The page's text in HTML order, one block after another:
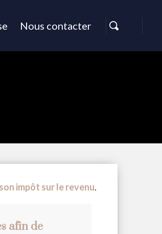
Nous contacter
impôt sur le revenu.
afin de